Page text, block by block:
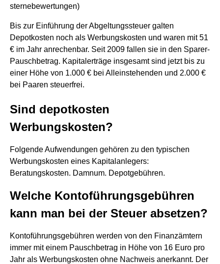
sternebewertungen)
Bis zur Einführung der Abgeltungssteuer galten
Depotkosten noch als Werbungskosten und waren mit 51
€ im Jahr anrechenbar. Seit 2009 fallen sie in den Sparer-
Pauschbetrag. Kapitalerträge insgesamt sind jetzt bis zu
einer Höhe von 1.000 € bei Alleinstehenden und 2.000 €
bei Paaren steuerfrei.
Sind depotkosten
Werbungskosten?
Folgende Aufwendungen gehören zu den typischen
Werbungskosten eines Kapitalanlegers:
Beratungskosten. Damnum. Depotgebühren.
Welche Kontoführungsgebühren
kann man bei der Steuer absetzen?
Kontoführungsgebühren werden von den Finanzämtern
immer mit einem Pauschbetrag in Höhe von 16 Euro pro
Jahr als Werbungskosten ohne Nachweis anerkannt. Der